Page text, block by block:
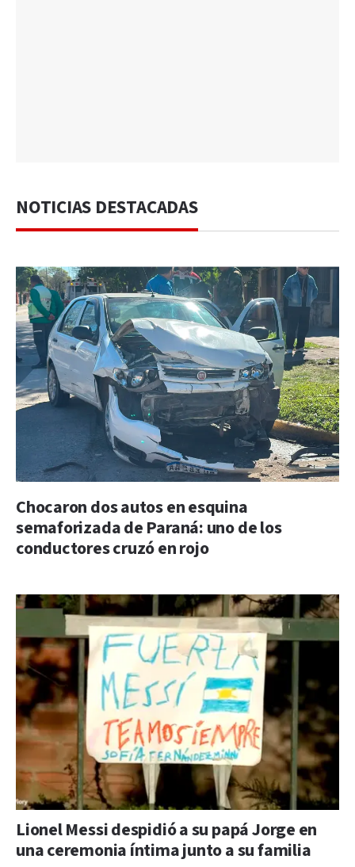
NOTICIAS DESTACADAS
Chocaron dos autos en esquina
semaforizada de Paraná: uno de los
conductores cruzó en rojo
Lionel Messi despidió a su papá Jorge en
una ceremonia íntima junto a su familia